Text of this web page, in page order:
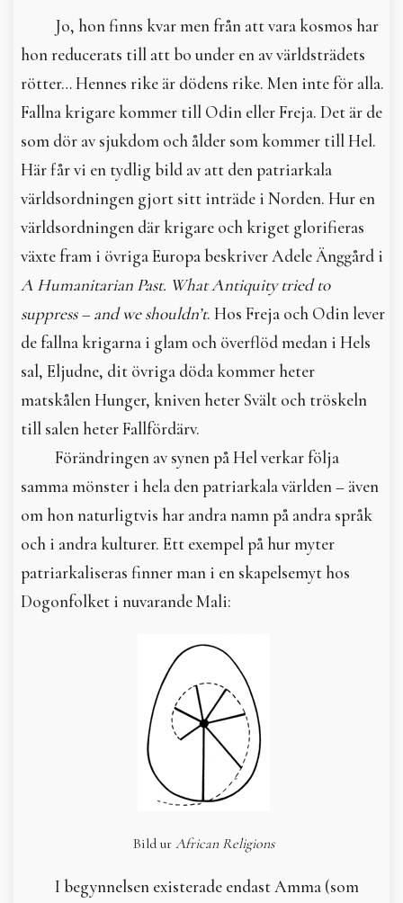
Jo, hon finns kvar men från att vara kosmos har
hon reducerats till att bo under en av världsträdets
rötter… Hennes rike är dödens rike. Men inte för alla.
Fallna krigare kommer till Odin eller Freja. Det är de
som dör av sjukdom och ålder som kommer till Hel.
Här får vi en tydlig bild av att den patriarkala
världsordningen gjort sitt inträde i Norden. Hur en
världsordningen där krigare och kriget glorifieras
växte fram i övriga Europa beskriver Adele Änggård i
A Humanitarian Past. What Antiquity tried to
suppress – and we shouldn’t. Hos Freja och Odin lever
de fallna krigarna i glam och överflöd medan i Hels
sal, Eljudne, dit övriga döda kommer heter
matskålen Hunger, kniven heter Svält och tröskeln
till salen heter Fallfördärv.
Förändringen av synen på Hel verkar följa
samma mönster i hela den patriarkala världen – även
om hon naturligtvis har andra namn på andra språk
och i andra kulturer. Ett exempel på hur myter
patriarkaliseras finner man i en skapelsemyt hos
Dogonfolket i nuvarande Mali:
Bild ur African Religions
I begynnelsen existerade endast Amma (som